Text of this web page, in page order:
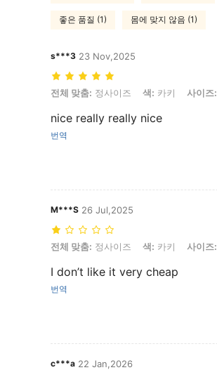
좋은 품질 (1) 몸에 맞지 않음 (1)
s***3 23 Nov,2025
전체 맞춤: 정사이즈, 색: 카키, 사이즈: M
전체 맞춤: 정사이즈 색: 카키 사이즈:
nice really really nice
번역
M***S 26 Jul,2025
전체 맞춤: 정사이즈, 색: 카키, 사이즈: L
전체 맞춤: 정사이즈 색: 카키 사이즈:
I don’t like it very cheap
번역
c***a 22 Jan,2026